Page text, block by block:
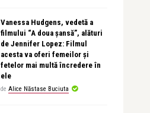
Vanessa Hudgens, vedetă a
filmului “A doua șansă”, alături
de Jennifer Lopez: Filmul
acesta va oferi femeilor și
fetelor mai multă încredere în
ele
de Alice Năstase Buciuta